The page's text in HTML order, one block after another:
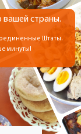
вашей страны.
Штаты.
минуты!